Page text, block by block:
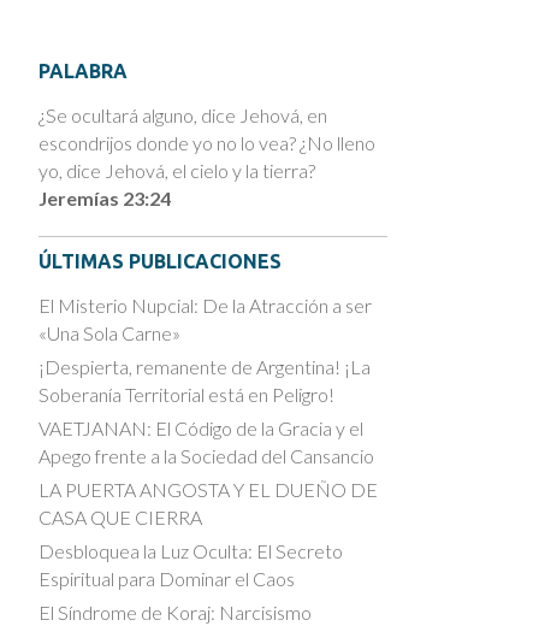
PALABRA
¿Se ocultará alguno, dice Jehová, en
escondrijos donde yo no lo vea? ¿No lleno
yo, dice Jehová, el cielo y la tierra?
Jeremías 23:24
ÚLTIMAS PUBLICACIONES
El Misterio Nupcial: De la Atracción a ser
«Una Sola Carne»
¡Despierta, remanente de Argentina! ¡La
Soberanía Territorial está en Peligro!
VAETJANAN: El Código de la Gracia y el
Apego frente a la Sociedad del Cansancio
LA PUERTA ANGOSTA Y EL DUEÑO DE
CASA QUE CIERRA
Desbloquea la Luz Oculta: El Secreto
Espiritual para Dominar el Caos
El Síndrome de Koraj: Narcisismo